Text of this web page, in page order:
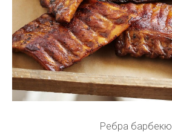
Ребра барбекю